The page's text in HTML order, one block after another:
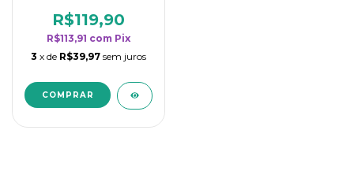
rendimento da
categoria - Lavanda
R$119,90
R$113,91 com Pix
3 x de R$39,97 sem juros